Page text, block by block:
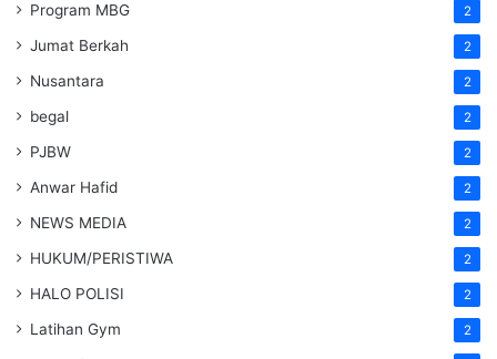
Program MBG 2
Jumat Berkah 2
Nusantara 2
begal 2
PJBW 2
Anwar Hafid 2
NEWS MEDIA 2
HUKUM/PERISTIWA 2
HALO POLISI 2
Latihan Gym 2